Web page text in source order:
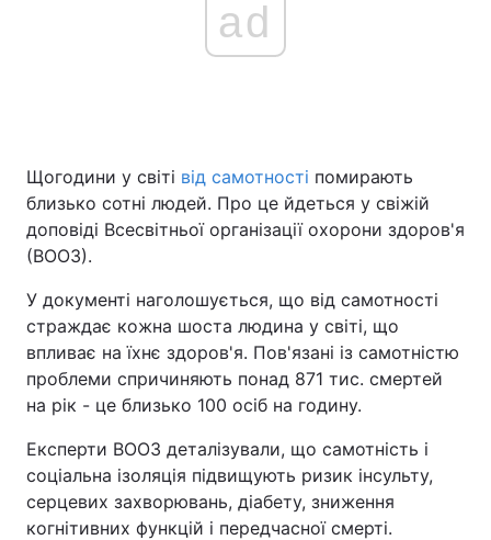
ad
Щогодини у світі від самотності помирають
близько сотні людей. Про це йдеться у свіжій
доповіді Всесвітньої організації охорони здоров'я
(ВООЗ).
У документі наголошується, що від самотності
страждає кожна шоста людина у світі, що
впливає на їхнє здоров'я. Пов'язані із самотністю
проблеми спричиняють понад 871 тис. смертей
на рік - це близько 100 осіб на годину.
Експерти ВООЗ деталізували, що самотність і
соціальна ізоляція підвищують ризик інсульту,
серцевих захворювань, діабету, зниження
когнітивних функцій і передчасної смерті.